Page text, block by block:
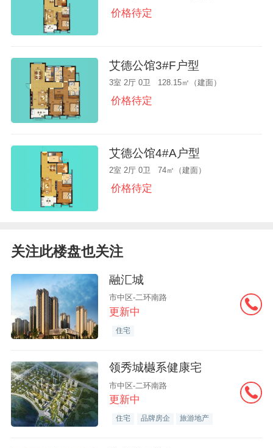
价格待定
艾德公馆3#F户型
3室 2厅 0卫 128.15㎡（建面）
价格待定
艾德公馆4#A户型
2室 2厅 0卫 74㎡（建面）
价格待定
关注此楼盘也关注
融汇城
市中区-二环南路
更新中
住宅
领秀城樾系健康宅
市中区-二环南路
更新中
住宅 品牌房企 旅游地产